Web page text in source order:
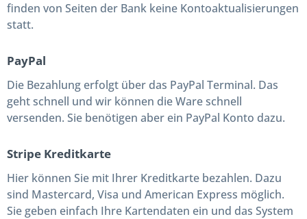
finden von Seiten der Bank keine Kontoaktualisierungen
statt.
PayPal
Die Bezahlung erfolgt über das PayPal Terminal. Das
geht schnell und wir können die Ware schnell
versenden. Sie benötigen aber ein PayPal Konto dazu.
Stripe Kreditkarte
Hier können Sie mit Ihrer Kreditkarte bezahlen. Dazu
sind Mastercard, Visa und American Express möglich.
Sie geben einfach Ihre Kartendaten ein und das System